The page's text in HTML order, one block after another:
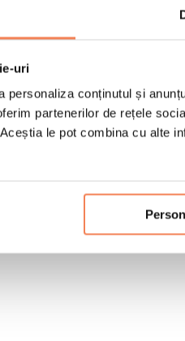
uri
personaliza conținutul și
partenerilor de rețele
le pot combina cu alte